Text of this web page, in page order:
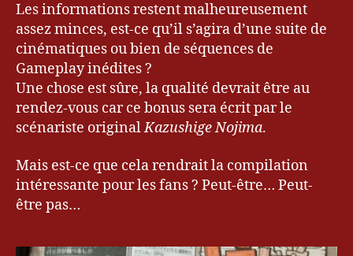
minutes
de
Les informations restent malheureusement
assez minces, est-ce qu’il s’agira d’une suite de
cinématiques ou bien de séquences de
Gameplay inédites ?
Une chose est sûre, la qualité devrait être au
rendez-vous car ce bonus sera écrit par le
scénariste originalKazushige Nojima.
Mais est-ce que cela rendrait la compilation
intéressante pour les fans ? Peut-être… Peut-
être pas…
Fi